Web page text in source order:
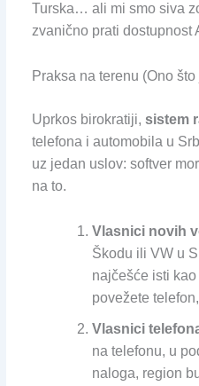
Turska… ali mi smo siva
zvanično prati dostupnost
Praksa na terenu (Ono
Uprkos birokratiji, sistem
telefona i automobila u
uz jedan uslov: softver
na to.
Vlasnici novih
Škodu ili VW u
najčešće isti
povežete
Vlasnici
na telefonu, u
naloga, region